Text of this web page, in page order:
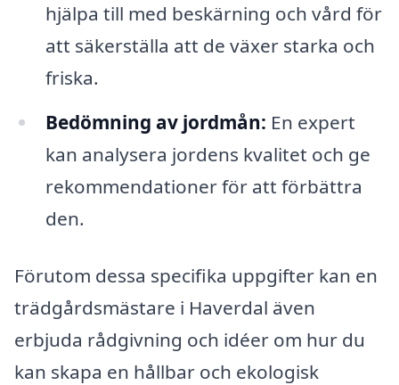
hjälpa till med beskärning och vård för
att säkerställa att de växer starka och
friska.
Bedömning av jordmån: En expert
kan analysera jordens kvalitet och ge
rekommendationer för att förbättra
den.
Förutom dessa specifika uppgifter kan en
trädgårdsmästare i Haverdal även
erbjuda rådgivning och idéer om hur du
kan skapa en hållbar och ekologisk